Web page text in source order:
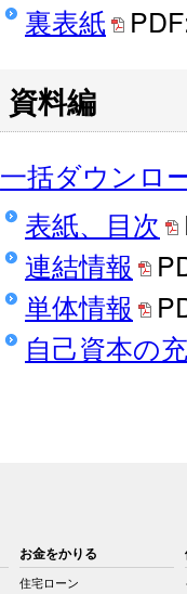
裏表紙
資料編
一括ダウンロ
表紙、目次
連結情報
単体情報
自己資本の
お金をかりる
住宅ローン